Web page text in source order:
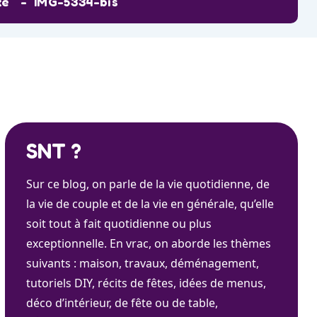
SNT ?
Sur ce blog, on parle de la vie quotidienne, de
la vie de couple et de la vie en générale, qu’elle
soit tout à fait quotidienne ou plus
exceptionnelle. En vrac, on aborde les thèmes
suivants : maison, travaux, déménagement,
tutoriels DIY, récits de fêtes, idées de menus,
déco d’intérieur, de fête ou de table,